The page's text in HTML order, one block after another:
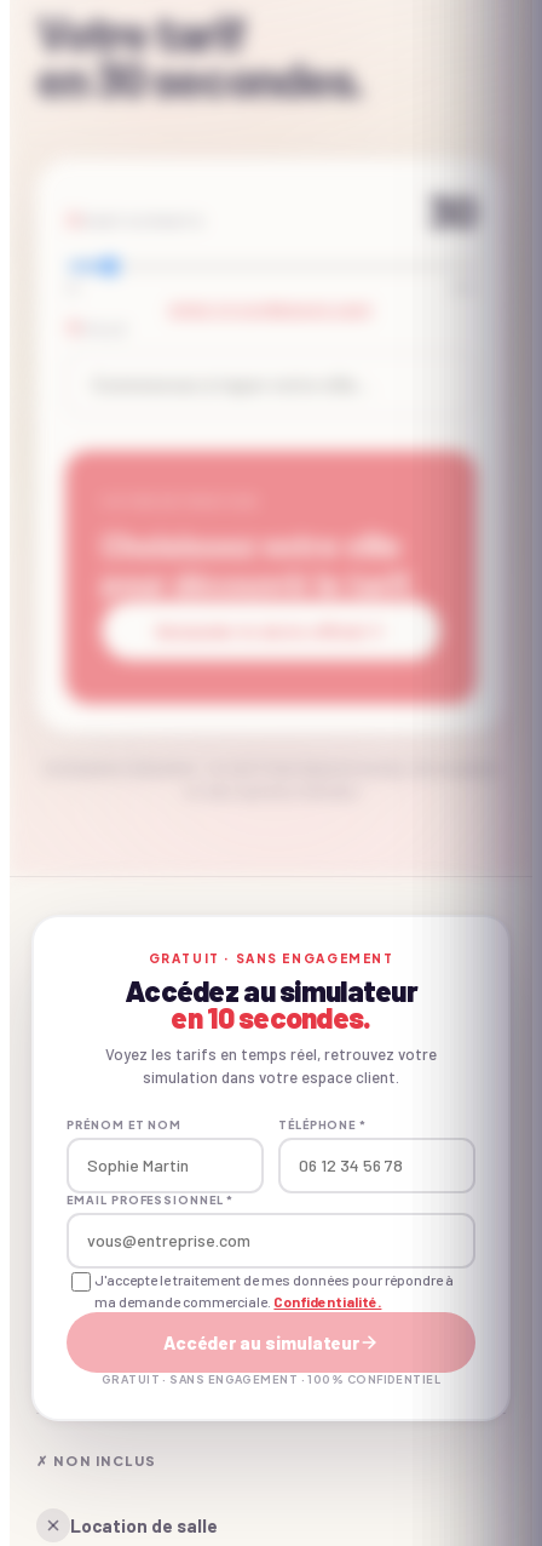
Votre tarif
en 30 secondes.
30
Choisissez votre ville
pour découvrir le tarif.
GRATUIT · SANS ENGAGEMENT
Accédez au simulateur
en 10 secondes.
Voyez les tarifs en temps réel, retrouvez votre
simulation dans votre espace client.
PRÉNOM ET NOM TÉLÉPHONE *
EMAIL PROFESSIONNEL *
J'accepte le traitement de mes données pour répondre à
ma demande commerciale. Confidentialité.
Accéder au simulateur
GRATUIT · SANS ENGAGEMENT · 100% CONFIDENTIEL
CE QU'ON APPORTE
Inclus vs. non inclus.
Concept créé pour le B2B
Matériel d'animation
Animateur(s) professionnel(s)
Coordination d'un expert à J-7
✗ NON INCLUS
Location de salle